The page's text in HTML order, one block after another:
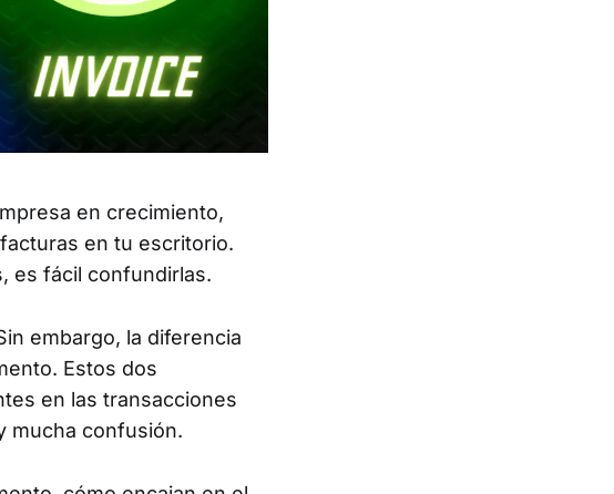
en crecimiento,
en tu escritorio.
es fácil confundirlas.
embargo, la diferencia
Estos dos
en las transacciones
mucha confusión.